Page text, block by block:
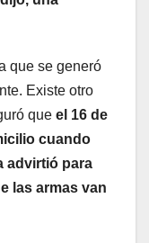
que se generó
Existe otro
que el 16 de
cuando
advirtió para
las armas van